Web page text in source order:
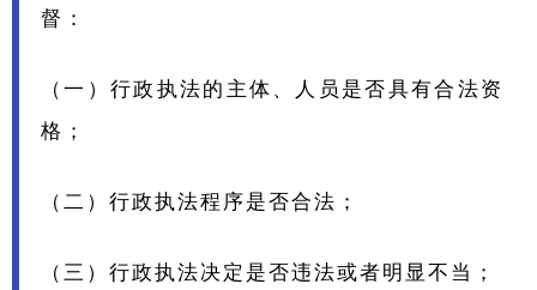
督：
（一）行政执法的主体、人员是否具有合法资
格；
（二）行政执法程序是否合法；
（三）行政执法决定是否违法或者明显不当；